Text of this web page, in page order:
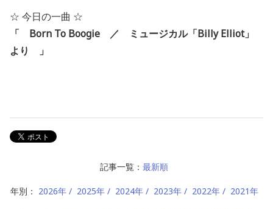
☆ 今日の一曲 ☆
「 Born To Boogie ／ ミュージカル「Billy Elliot」
より
」
記事一覧： 最新順
年別： 2026年 2025年 2024年 2023年 2022年 2021年